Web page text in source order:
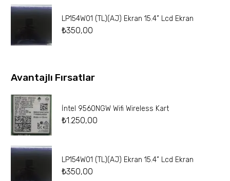
LP154W01 (TL)(AJ) Ekran 15.4” Lcd Ekran
₺350,00
Avantajlı Fırsatlar
İntel 9560NGW Wifi Wireless Kart
₺1.250,00
LP154W01 (TL)(AJ) Ekran 15.4” Lcd Ekran
₺350,00